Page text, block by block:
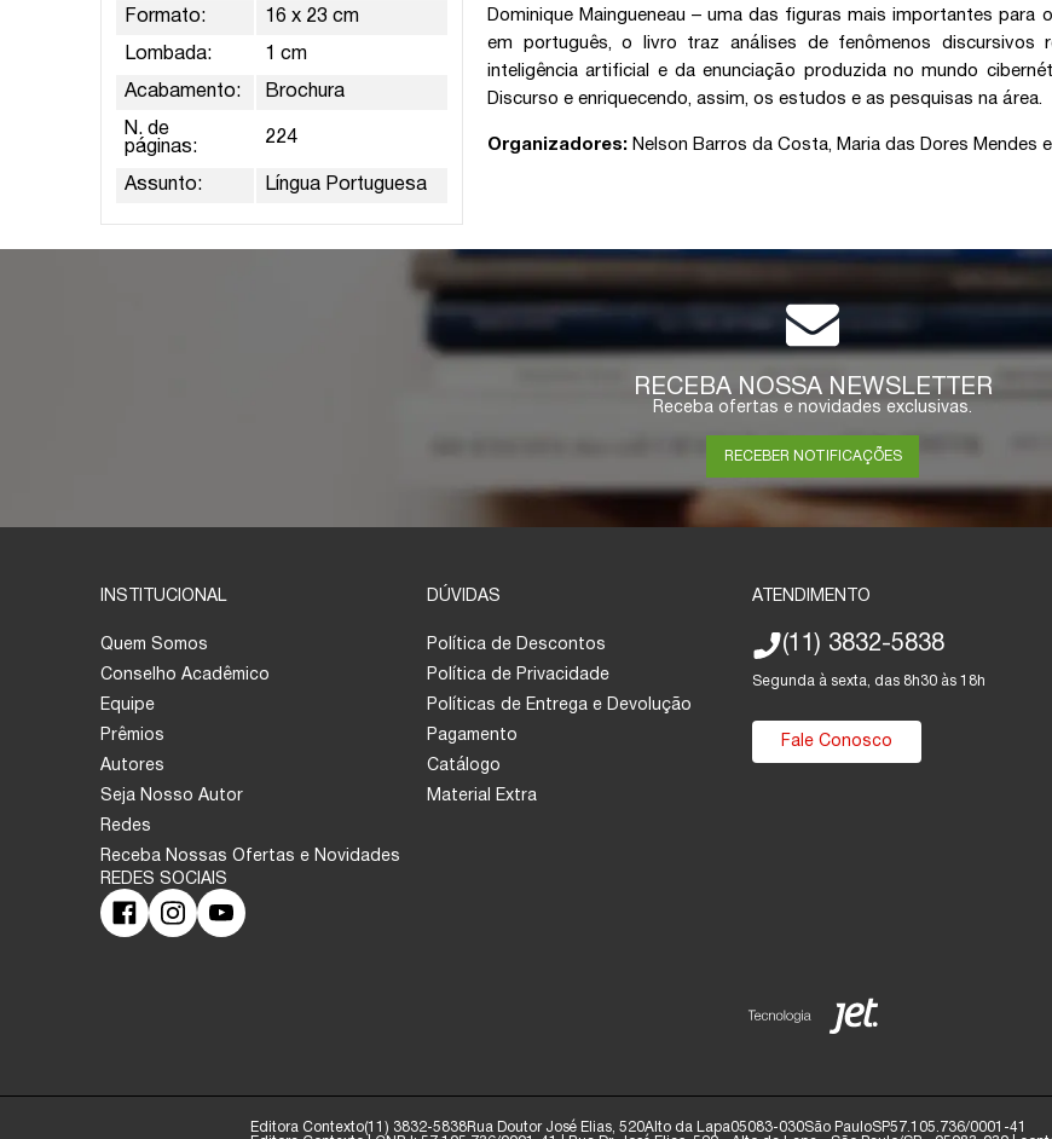
Formato: 16 x 23 cm
Lombada: 1 cm
Acabamento: Brochura
N. de
páginas:
224
Assunto: Língua Portuguesa
Dominique Maingueneau – uma das figuras mais importantes
em português, o livro traz análises de fenômenos
inteligência artificial e da enunciação produzida no mundo
Discurso e enriquecendo, assim, os estudos e as pesquisas na área.
Organizadores: Nelson Barros da Costa, Maria das Dores Mendes e
RECEBA NOSSA NEWSLETTER
Receba ofertas e novidades exclusivas.
RECEBER NOTIFICAÇÕES
INSTITUCIONAL
Quem Somos
Conselho Acadêmico
Equipe
Prêmios
Autores
Seja Nosso Autor
Redes
Receba Nossas Ofertas e Novidades
DÚVIDAS
Política de Descontos
Política de Privacidade
Políticas de Entrega e Devolução
Pagamento
Catálogo
Material Extra
ATENDIMENTO
(11) 3832-5838
Segunda à sexta, das 8h30 às 18h
Fale Conosco
Editora Contexto(11) 3832-5838Rua Doutor José Elias, 520Alto da Lapa05083-030São PauloSP57.105.736/0001-41